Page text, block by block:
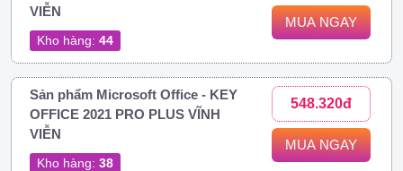
VIỄN
Kho hàng: 44
MUA NGAY
Sản phẩm Microsoft Office - KEY
OFFICE 2021 PRO PLUS VĨNH
VIỄN
Kho hàng: 38
548.320đ
MUA NGAY